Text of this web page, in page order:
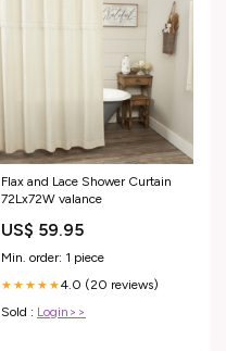
Flax and Lace Shower Curtain
72Lx72W valance
US$ 59.95
Min. order: 1 piece
★★★★★4.0 (20 reviews)
Sold : Login>>